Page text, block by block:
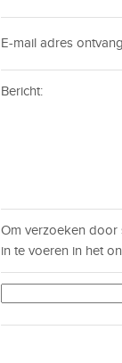
E-mail adres
Bericht:
Om verzoeken
in te voeren in het